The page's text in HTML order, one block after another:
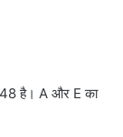
है। A और E का